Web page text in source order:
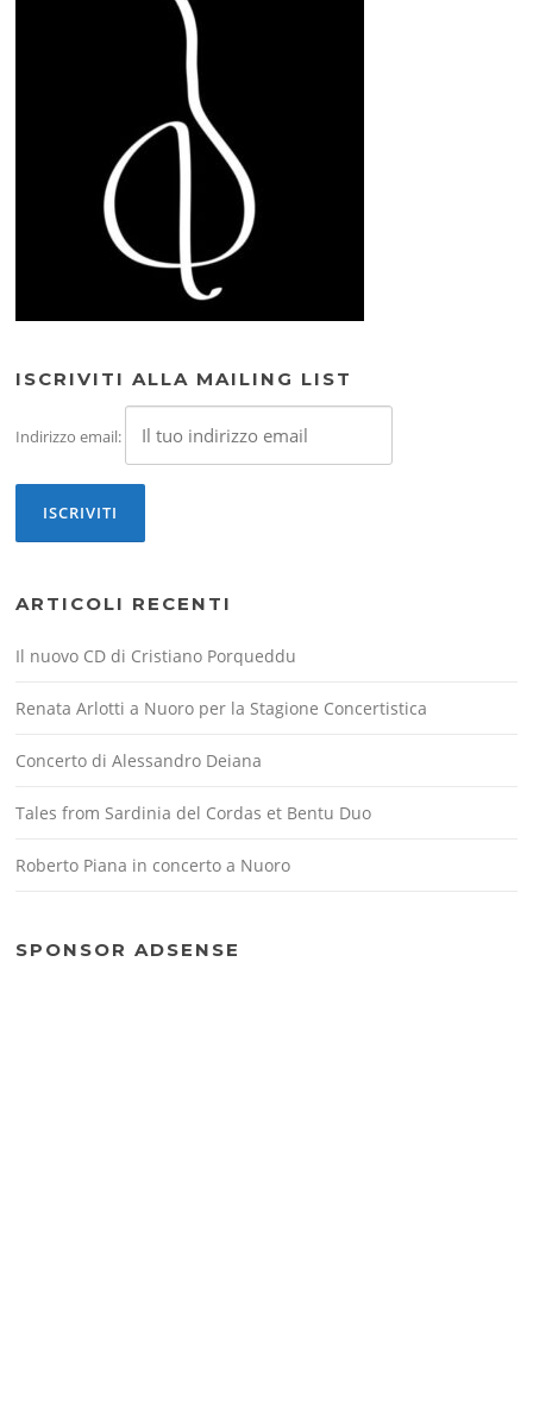
ISCRIVITI ALLA MAILING LIST
Indirizzo email:
ARTICOLI RECENTI
Il nuovo CD di Cristiano Porqueddu
Renata Arlotti a Nuoro per la Stagione Concertistica
Concerto di Alessandro Deiana
Tales from Sardinia del Cordas et Bentu Duo
Roberto Piana in concerto a Nuoro
SPONSOR ADSENSE